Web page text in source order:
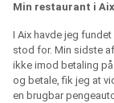
Min restaurant i Aix
I Aix havde jeg
stod for. Min sidste
ikke imod betaling
og betale, fik jeg at
en brugbar